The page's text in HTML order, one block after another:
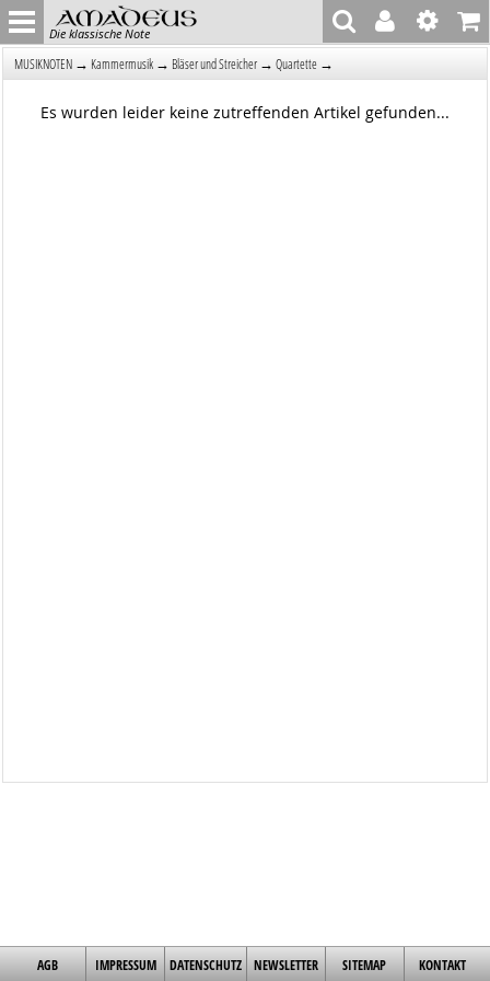
Die klassische Note
MUSIKNOTEN → Kammermusik → Bläser und Streicher → Quartette →
Es wurden leider keine zutreffenden Artikel gefunden...
AGB IMPRESSUM DATENSCHUTZ NEWSLETTER SITEMAP KONTAKT